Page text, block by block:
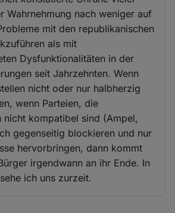
Wahrnehmung nach weniger auf
mit den republikanischen
als mit
Dysfunktionalitäten in der
seit Jahrzehnten. Wenn
nicht oder nur halbherzig
wenn Parteien, die
nicht kompatibel sind (Ampel,
gegenseitig blockieren und nur
hervorbringen, dann kommt
irgendwann an ihr Ende. In
ich uns zurzeit.